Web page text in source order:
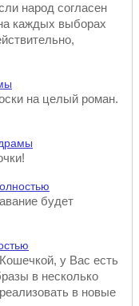
народ согласен
каждых выборах
на целый роман.
будет
у Вас есть
в несколько
в новые